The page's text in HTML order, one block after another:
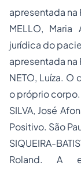
apresentada na
MELLO,
jurídica do
apresentada na
NETO, Luíza.
o próprio
SILVA, José
Positivo. São
SIQUEIRA-
Roland. A